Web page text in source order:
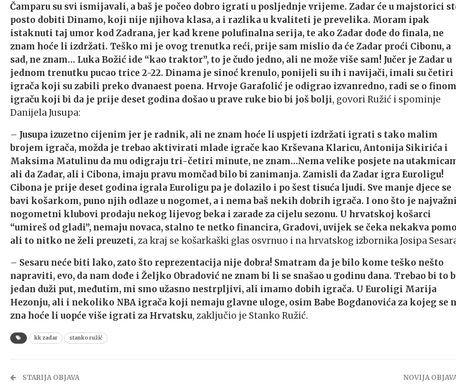
Čamparu su svi ismijavali, a baš je počeo dobro igrati u posljednje vrijeme. Zadar će u majstorici
posto dobiti Dinamo, koji nije njihova klasa, a i razlika u kvaliteti je prevelika. Moram ipak
istaknuti taj umor kod Zadrana, jer kad krene polufinalna serija, te ako Zadar dođe do finala, ne
znam hoće li izdržati. Teško mi je ovog trenutka reći, prije sam mislio da će Zadar proći Cibonu, a
sad, ne znam… Luka Božić ide “kao traktor”, to je čudo jedno, ali ne može više sam! Jučer je Zadar u
jednom trenutku pucao trice 2-22. Dinama je sinoć krenulo, ponijeli su ih i navijači, imali su četiri
igrača koji su zabili preko dvanaest poena. Hrvoje Garafolić je odigrao izvanredno, radi se o finom
igraču koji bi da je prije deset godina došao u prave ruke bio bi još bolji, govori Ružić i spominje
Danijela Jusupa:
– Jusupa izuzetno cijenim jer je radnik, ali ne znam hoće li uspjeti izdržati igrati s tako malim
brojem igrača, možda je trebao aktivirati mlade igrače kao Krševana Klaricu, Antonija Sikirića i
Maksima Matulinu da mu odigraju tri-četiri minute, ne znam…Nema velike posjete na
ali da Zadar, ali i Cibona, imaju pravu momčad bilo bi zanimanja. Zamisli da Zadar igra Euroligu!
Cibona je prije deset godina igrala Euroligu pa je dolazilo i po šest tisuća ljudi. Sve manje djece se
bavi košarkom, puno njih odlaze u nogomet, a i nema baš nekih dobrih igrača. I ono što je
nogometni klubovi prodaju nekog lijevog beka i zarade za cijelu sezonu. U hrvatskoj košarci
“umireš od gladi”, nemaju novaca, stalno te netko financira, Gradovi, uvijek se čeka nekakva
ali to nitko ne želi preuzeti, za kraj se košarkaški glas osvrnuo i na hrvatskog izbornika Josipa
– Sesaru neće biti lako, zato što reprezentacija nije dobra! Smatram da je bilo kome teško nešto
napraviti, evo, da nam dođe i Željko Obradović ne znam bi li se snašao u godinu dana. Trebao bi to
jedan duži put, međutim, mi smo užasno nestrpljivi, ali imamo dobih igrača. U Euroligi Marija
Hezonju, ali i nekoliko NBA igrača koji nemaju glavne uloge, osim Babe Bogdanovića za kojeg se
zna hoće li uopće više igrati za Hrvatsku, zaključio je Stanko Ružić.
kk zadar stanko ružić
STARIJA OBJAVA NOVIJA